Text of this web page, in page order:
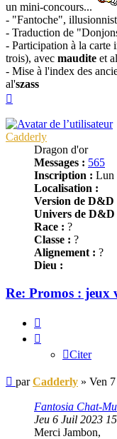
un mini-concours...
- "Fantoche",
- Traduction de
- Participation à la carte
trois), avec maudite et
- Mise à l'index des
al'szass
Cadderly
Dragon d'or
Messages : 565
Inscription : Lun
Localisation :
Version de D&D
Univers de D&D
Race : ?
Classe : ?
Alignement : ?
Dieu :
Re: Promos : jeux
Citer
Message
parCadderly » Ven
Fantosia Chat-
Jeu 6 Juil 2023
Merci Jambon,